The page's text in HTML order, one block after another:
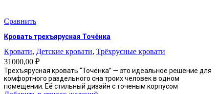
Сравнить
Кровать трехъярусная Точёнка
Кровати, Детские кровати, Трёхрусные кровати
31000,00 ₽
Трёхъярусная кровать “Точёнка” — это идеальное решение для
комфортного раздельного сна троих человек в одном
помещении. Её стильный дизайн с точеным корпусом